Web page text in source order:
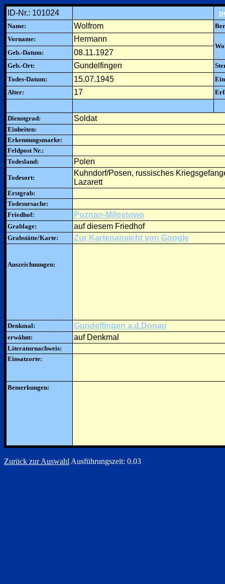
ID-Nr.: 101024
Name: Wolfrom
Vorname:
Hermann
Geb.-Datum:
08.11.1927
Geb.-Ort: Gundelfingen
Todes-Datum:
15.07.1945
Alter:
17
Dienstgrad: Soldat
Einheiten:
Erkennungsmarke:
Feldpost Nr.:
Todesland:
Polen
Todesort:
Kuhndorf/Posen, russisches
Lazarett
Erstgrab:
Todesursache:
Friedhof:
Poznan-Milostowo
Grablage: auf diesem Friedhof
Grabstätte/Karte: Zur Kartenansicht von Google
Auszeichnungen:
Denkmal: Gundelfingen a.d.Donau
erwähnt: auf Denkmal
Literaturnachweis:
Einsatzorte:
Bemerkungen:
Zurück zur Auswahl Ausführungszeit: 0.03